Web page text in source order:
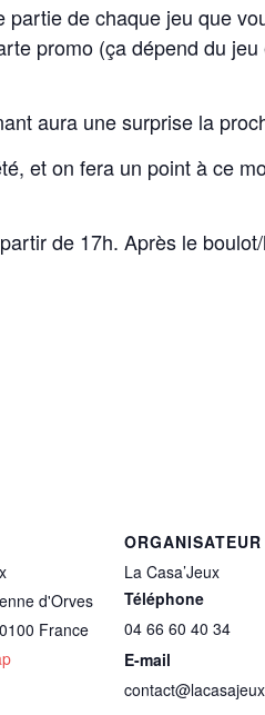
de chaque jeu que
promo (ça dépend du
aura une surprise la
et on fera un point à ce
de 17h. Après le
d'Orves
France
ORGANISATEUR
La Casa’Jeux
Téléphone
04 66 60 40 34
E-mail